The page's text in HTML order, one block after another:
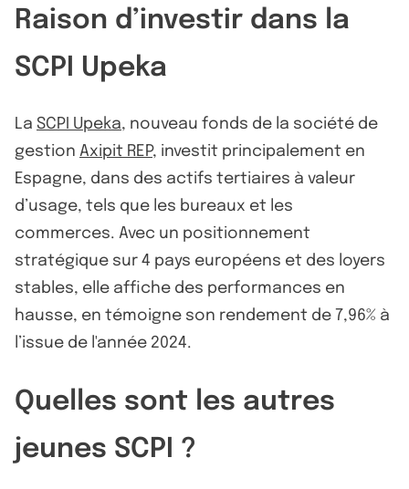
Raison d’investir dans la
SCPI Upeka
La SCPI Upeka, nouveau fonds de la société de
gestion Axipit REP, investit principalement en
Espagne, dans des actifs tertiaires à valeur
d’usage, tels que les bureaux et les
commerces. Avec un positionnement
stratégique sur 4 pays européens et des loyers
stables, elle affiche des performances en
hausse, en témoigne son rendement de 7,96% à
l’issue de l'année 2024.
Quelles sont les autres
jeunes SCPI ?